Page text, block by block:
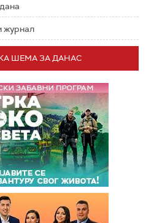
журнал
ШЕМА ЗА ДАНАС